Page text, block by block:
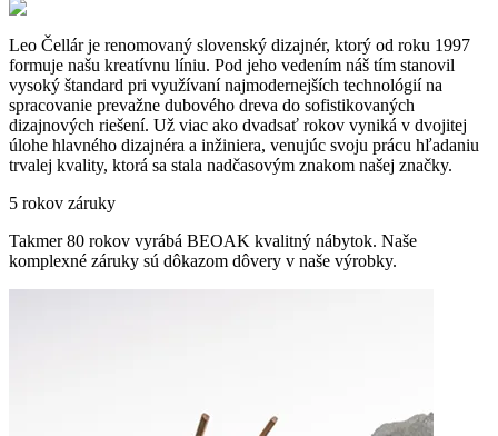
Leo Čellár je renomovaný slovenský dizajnér, ktorý od roku 1997
formuje našu kreatívnu líniu. Pod jeho vedením náš tím stanovil
vysoký štandard pri využívaní najmodernejších technológií na
spracovanie prevažne dubového dreva do sofistikovaných
dizajnových riešení. Už viac ako dvadsať rokov vyniká v dvojitej
úlohe hlavného dizajnéra a inžiniera, venujúc svoju prácu hľadaniu
trvalej kvality, ktorá sa stala nadčasovým znakom našej značky.
5 rokov záruky
Takmer 80 rokov vyrábá BEOAK kvalitný nábytok. Naše
komplexné záruky sú dôkazom dôvery v naše výrobky.